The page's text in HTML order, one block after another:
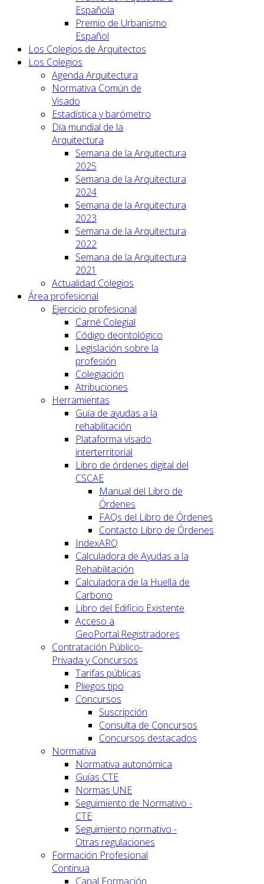
Española
Premio de Urbanismo
Español
Los Colegios de Arquitectos
Los Colegios
Agenda Arquitectura
Normativa Común de
Visado
Estadística y barómetro
Día mundial de la
Arquitectura
Semana de la Arquitectura
2025
Semana de la Arquitectura
2024
Semana de la Arquitectura
2023
Semana de la Arquitectura
2022
Semana de la Arquitectura
2021
Actualidad Colegios
Área profesional
Ejercicio profesional
Carné Colegial
Código deontológico
Legislación sobre la
profesión
Colegiación
Atribuciones
Herramientas
Guía de ayudas a la
rehabilitación
Plataforma visado
interterritorial
Libro de órdenes digital del
CSCAE
Manual del Libro de
Órdenes
FAQs del Libro de Órdenes
Contacto Libro de Órdenes
IndexARQ
Calculadora de Ayudas a la
Rehabilitación
Calculadora de la Huella de
Carbono
Libro del Edificio Existente
Acceso a
GeoPortal.Registradores
Contratación Público-
Privada y Concursos
Tarifas públicas
Pliegos tipo
Concursos
Suscripción
Consulta de Concursos
Concursos destacados
Normativa
Normativa autonómica
Guías CTE
Normas UNE
Seguimiento de Normativo -
CTE
Seguimiento normativo -
Otras regulaciones
Formación Profesional
Continua
Canal Formación